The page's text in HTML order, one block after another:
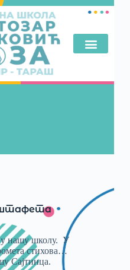
штафета
у нашу школу. У
стихова…
Сајтинца.